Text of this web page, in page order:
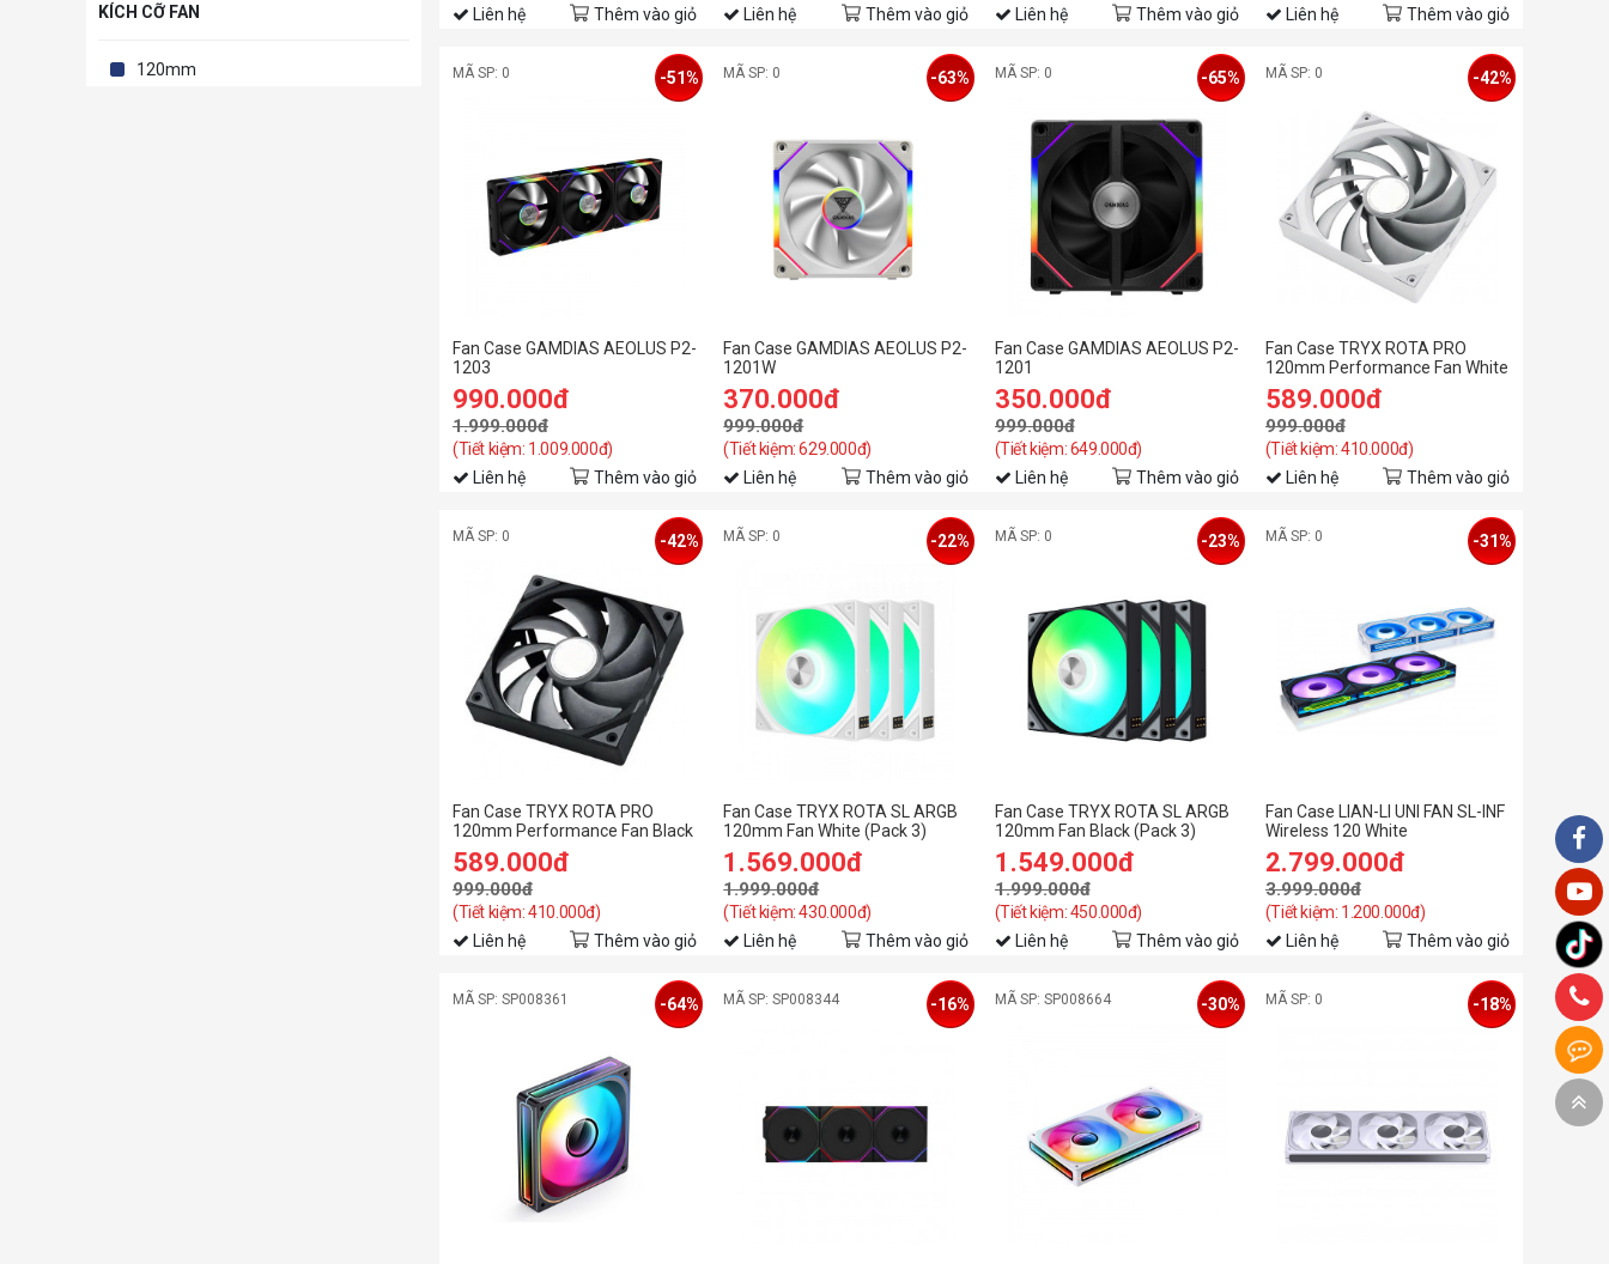
TRYX
KÍCH CỠ FAN
120mm
Liên hệ Thêm vào giỏ Liên hệ Thêm vào giỏ Liên hệ Thêm vào giỏ Liên hệ Thêm vào giỏ
MÃ SP: 0
Fan Case GAMDIAS AEOLUS P2-
1203
990.000đ
1.999.000đ
(Tiết kiệm: 1.009.000đ)
-51%
Liên hệ Thêm vào giỏ
MÃ SP: 0
Fan Case GAMDIAS AEOLUS P2-
1201W
370.000đ
999.000đ
(Tiết kiệm: 629.000đ)
-63%
Liên hệ Thêm vào giỏ
MÃ SP: 0
Fan Case GAMDIAS AEOLUS P2-
1201
350.000đ
999.000đ
(Tiết kiệm: 649.000đ)
-65%
Liên hệ Thêm vào giỏ
MÃ SP: 0
Fan Case TRYX ROTA PRO
120mm Performance Fan White
589.000đ
999.000đ
(Tiết kiệm: 410.000đ)
-42%
Liên hệ Thêm vào giỏ
MÃ SP: 0
Fan Case TRYX ROTA PRO
120mm Performance Fan Black
589.000đ
999.000đ
(Tiết kiệm: 410.000đ)
-42%
Liên hệ Thêm vào giỏ
MÃ SP: 0
Fan Case TRYX ROTA SL ARGB
120mm Fan White (Pack 3)
1.569.000đ
1.999.000đ
(Tiết kiệm: 430.000đ)
-22%
Liên hệ Thêm vào giỏ
MÃ SP: 0
Fan Case TRYX ROTA SL ARGB
120mm Fan Black (Pack 3)
1.549.000đ
1.999.000đ
(Tiết kiệm: 450.000đ)
-23%
Liên hệ Thêm vào giỏ
MÃ SP: 0
Fan Case LIAN-LI UNI FAN SL-INF
Wireless 120 White
2.799.000đ
3.999.000đ
(Tiết kiệm: 1.200.000đ)
-31%
Liên hệ Thêm vào giỏ
MÃ SP: SP008361 -64% MÃ SP: SP008344 -16% MÃ SP: SP008664 -30% MÃ SP: 0 -18%